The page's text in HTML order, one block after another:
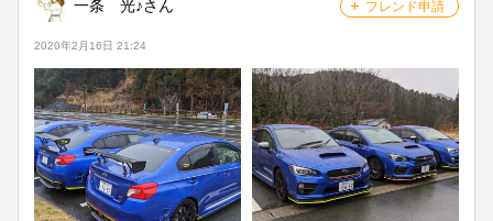
タイムラインを見る
一条 光♪さん フレンド申請
2020年2月16日 21:24